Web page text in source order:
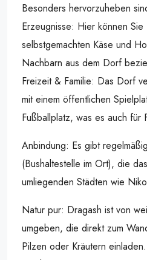
Besonders hervorzuheben
Erzeugnisse: Hier können Sie
selbstgemachten Käse und
Nachbarn aus dem Dorf
Freizeit & Familie: Das Dorf
mit einem öffentlichen
Fußballplatz, was es auch für
Anbindung: Es gibt
(Bushaltestelle im Ort), die
umliegenden Städten wie
Natur pur: Dragash ist von
umgeben, die direkt zum
Pilzen oder Kräutern